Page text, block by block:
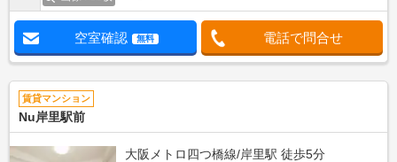
空室確認 無料 電話で問合せ
賃貸マンション
Nu岸里駅前
大阪メトロ四つ橋線/岸里駅 徒歩5分